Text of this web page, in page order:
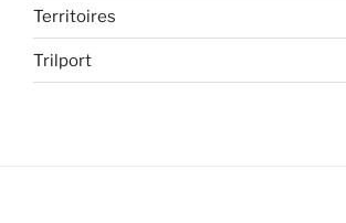
Territoires
Trilport